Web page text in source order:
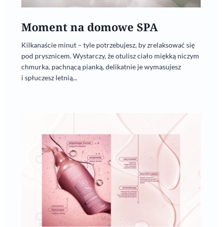
Moment na domowe SPA
Kilkanaście minut – tyle potrzebujesz, by zrelaksować się
pod prysznicem. Wystarczy, że otulisz ciało miękką niczym
chmurka, pachnącą pianką, delikatnie je wymasujesz
i spłuczesz letnią...